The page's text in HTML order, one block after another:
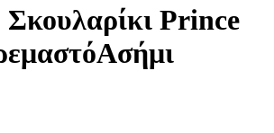
Σκουλαρίκι Prince